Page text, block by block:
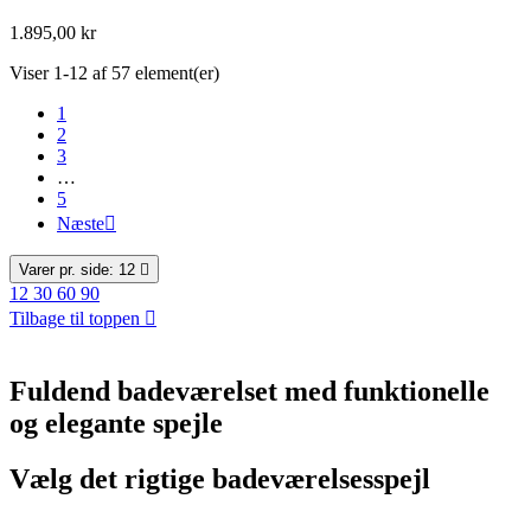
1.895,00 kr
Viser 1-12 af 57 element(er)
1
2
3
…
5
Næste
Varer pr. side: 12 
12 30 60 90
Tilbage til toppen 
Fuldend badeværelset med funktionelle
og elegante spejle
Vælg det rigtige badeværelsesspejl